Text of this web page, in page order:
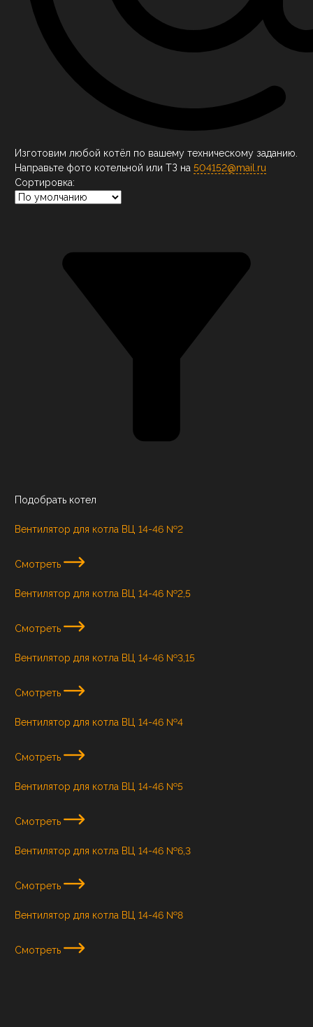
Изготовим любой котёл по вашему техническому заданию.
Направьте фото котельной или ТЗ на 504152@mail.ru
Сортировка:
Подобрать котел
Вентилятор для котла ВЦ 14-46 №2
Смотреть
Вентилятор для котла ВЦ 14-46 №2,5
Смотреть
Вентилятор для котла ВЦ 14-46 №3,15
Смотреть
Вентилятор для котла ВЦ 14-46 №4
Смотреть
Вентилятор для котла ВЦ 14-46 №5
Смотреть
Вентилятор для котла ВЦ 14-46 №6,3
Смотреть
Вентилятор для котла ВЦ 14-46 №8
Смотреть